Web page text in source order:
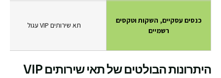
כנסים עסקיים, השקות וטקסים
רשמיים
תא שירותים VIP עגול
היתרונות הבולטים של תאי שירותים VIP